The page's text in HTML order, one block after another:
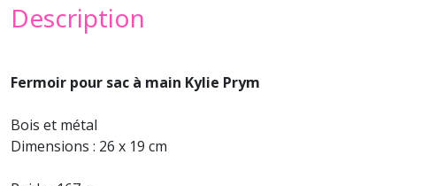
Description
Fermoir pour sac à main Kylie Prym
Bois et métal
Dimensions : 26 x 19 cm